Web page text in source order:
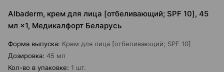
Albaderm, крем для лица [отбеливающий; SPF 10], 45
мл ×1, Медикалфорт Беларусь
Форма выпуска: Крем для лица [отбеливающий; SPF 10]
Дозировка: 45 мл
Кол-во в упаковке: 1 шт.